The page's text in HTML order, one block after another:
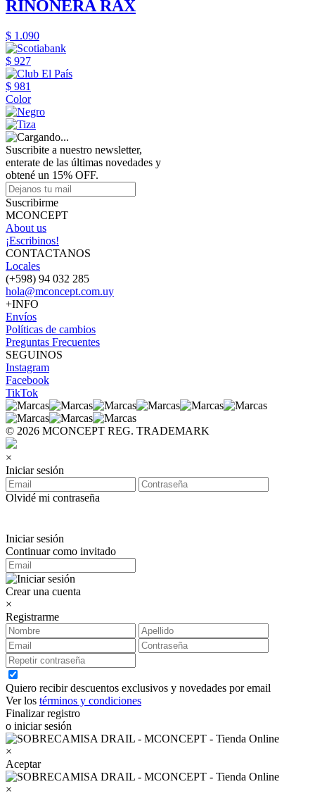
RIÑONERA RAX
$ 1.090
$ 927
$ 981
Color
Suscribite a nuestro newsletter,
enterate de las últimas novedades y
obtené un 15% OFF.
Suscribirme
MCONCEPT
About us
¡Escribinos!
CONTACTANOS
Locales
(+598) 94 032 285
hola@mconcept.com.uy
+INFO
Envíos
Políticas de cambios
Preguntas Frecuentes
SEGUINOS
Instagram
Facebook
TikTok
© 2026 MCONCEPT REG. TRADEMARK
×
Iniciar sesión
Olvidé mi contraseña
Iniciar sesión
Continuar como invitado
Crear una cuenta
×
Registrarme
Quiero recibir descuentos exclusivos y novedades por email
Ver los términos y condiciones
Finalizar registro
o iniciar sesión
×
Aceptar
×